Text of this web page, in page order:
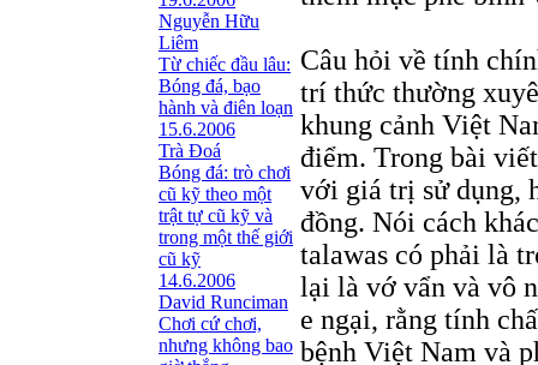
Nguyễn Hữu
Liêm
Từ chiếc đầu lâu:
Bóng đá, bạo
hành và điên loạn
15.6.2006
Trà Đoá
Bóng đá: trò chơi
cũ kỹ theo một
trật tự cũ kỹ và
trong một thế giới
cũ kỹ
14.6.2006
David Runciman
Chơi cứ chơi,
nhưng không bao
Câu hỏi về tính
trí thức thường
khung cảnh Việt
điểm. Trong bài
với giá trị sử dụng,
đồng. Nói cách
talawas có phải là
lại là vớ vẩn và vô
e ngại, rằng tính
bệnh Việt Nam và